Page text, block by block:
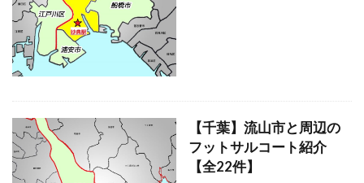
【千葉】流山市と周辺の
フットサルコート紹介
【全22件】